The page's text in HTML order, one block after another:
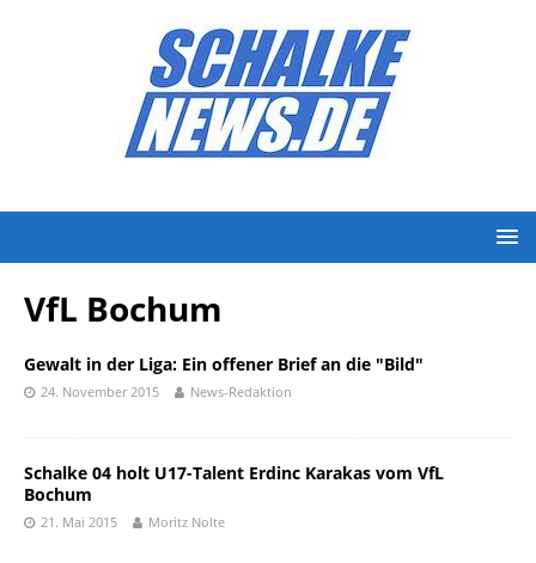
VfL Bochum
Gewalt in der Liga: Ein offener Brief an die "Bild"
24. November 2015 News-Redaktion
Schalke 04 holt U17-Talent Erdinc Karakas vom VfL
Bochum
21. Mai 2015 Moritz Nolte